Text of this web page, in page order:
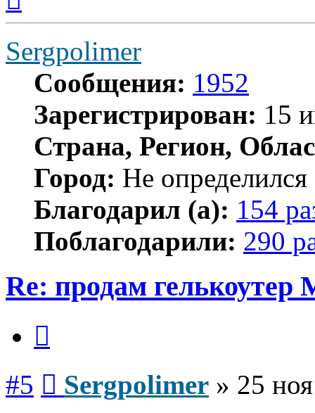
началу
Sergpolimer
Сообщения: 1952
Зарегистрирован: 15
Страна, Регион,
Город: Не определился
Благодарил (а): 154
Поблагодарили: 290
Re: продам
#5 Sergpolimer » 25